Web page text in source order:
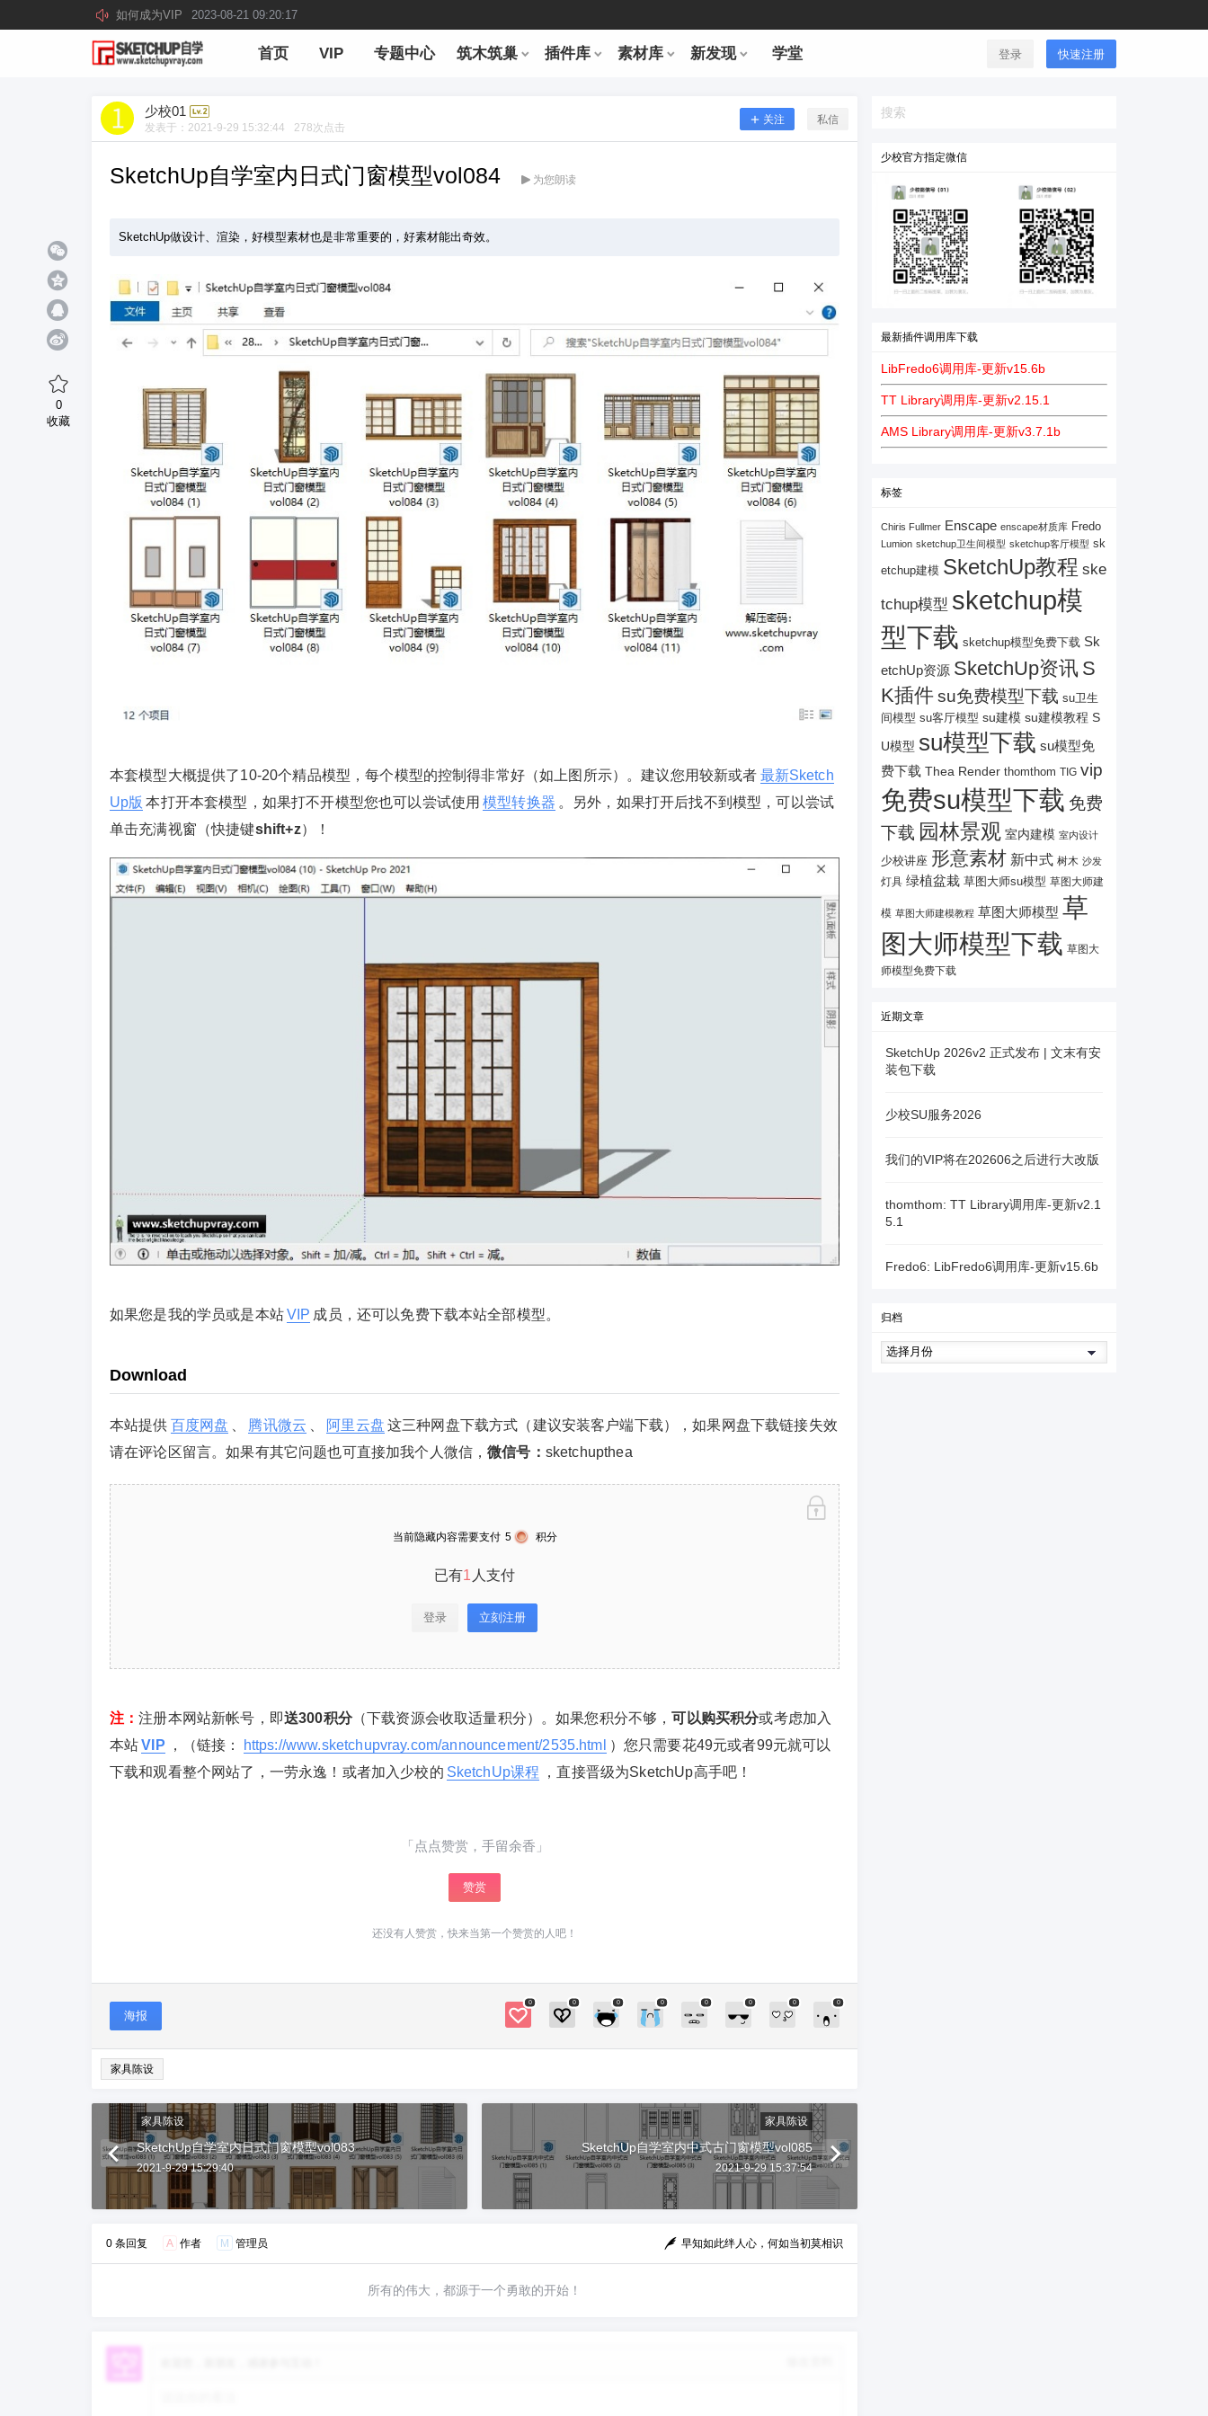
如何成为VIP 2023-08-21 09:20:17
首页 VIP 专题中心 筑木筑巢 插件库 素材库 新发现 学堂 登录 快速注册
少校01
发表于： 2021-9-29 15:32:44 278次点击
关注 私信
SketchUp自学室内日式门窗模型vol084 为您朗读
SketchUp做设计、渲染，好模型素材也是非常重要的，好素材能出奇效。
本套模型大概提供了10-20个精品模型，每个模型的控制得非常好（如上图所示）。建议您用较新或者 最新Sketch
Up版 本打开本套模型，如果打不开模型您也可以尝试使用 模型转换器 。另外，如果打开后找不到模型，可以尝试
单击充满视窗（快捷键shift+z）！
如果您是我的学员或是本站VIP 成员，还可以免费下载本站全部模型。
Download
本站提供 百度网盘 腾讯微云 阿里云盘 这三种网盘下载方式（建议安装客户端下载），如果网盘下载链接失效
请在评论区留言。如果有其它问题也可直接加我个人微信，微信号： sketchupthea
当前隐藏内容需要支付 5 积分
已有1 人支付
登录 立刻注册
注：注册本网站新帐号，即送300积分（下载资源会收取适量积分）。如果您积分不够，可以购买积分或考虑加入
本站VIP ，（链接： https://www.sketchupvray.com/announcement/2535.html ）您只需要花49元或者99元就可以
下载和观看整个网站了，一劳永逸！或者加入少校的 SketchUp课程 ，直接晋级为SketchUp高手吧！
0
收藏
「点点赞赏，手留余香」
赞赏
还没有人赞赏，快来当第一个赞赏的人吧！
海报
0 0 0 0 0 0 0 0
家具陈设
少校01 @ SketchUp自学
SketchUp自学室内日式门窗模
要的，好素材能出奇效。
扫描二维码继续阅读
2 元 5
立刻支付
家具陈设
SketchUp自学室内日式门窗模型vol083
2021-9-29 15:29:40
家具陈设
SketchUp自学室内中式古门窗模型vol085
2021-9-29 15:37:54
0 条回复 A 作者 M 管理员 早知如此绊人心，何如当初莫相识
所有的伟大，都源于一个勇敢的开始！
少校官方指定微信
最新插件调用库下载
LibFredo6调用库-更新v15.6b
TT Library调用库-更新v2.15.1
AMS Library调用库-更新v3.7.1b
标签
Chiris Fullmer Enscape enscape材质库 Fredo
Lumion sketchup卫生间模型 sketchup客厅模型 sk
etchup建模 SketchUp教程 ske
tchup模型 sketchup模
型下载 sketchup模型免费下载 Sk
etchUp资源 SketchUp资讯 S
K插件su免费模型下载 su卫生
间模型 su客厅模型 su建模 su建模教程 S
U模型 su模型下载 su模型免
费下载 Thea Render thomthom TIG vip
免费su模型下载 免费
下载 园林景观 室内建模 室内设计
少校讲座 形意素材 新中式 树木 沙发
灯具 绿植盆栽 草图大师su模型 草图大师建
模 草图大师建模教程 草图大师模型 草
图大师模型下载 草图大
师模型免费下载
近期文章
SketchUp 2026v2 正式发布 | 文末有安
装包下载
少校SU服务2026
我们的VIP将在202606之后进行大改版
thomthom: TT Library调用库-更新v2.1
5.1
Fredo6: LibFredo6调用库-更新v15.6b
归档
限。
忘记密码？找回